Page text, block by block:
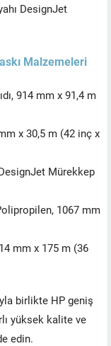
DesignJet
Malzemeleri
914 mm x 91,4 m
x 30,5 m (42 inç x
Mürekkep
1067 mm
mm x 175 m (36
birlikte HP geniş
yüksek kalite ve
edin.